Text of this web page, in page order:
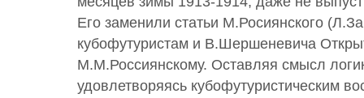
Его заменили статьи М.Росиянского
кубофутуристам и В.Шершеневича
М.М.Россиянскому. Оставляя смысл
удовлетворяясь кубофутуристическим